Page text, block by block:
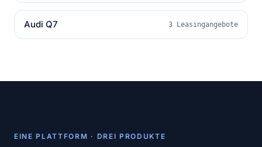
Audi Q7 3 Leasingangebote
EINE PLATTFORM · DREI PRODUKTE